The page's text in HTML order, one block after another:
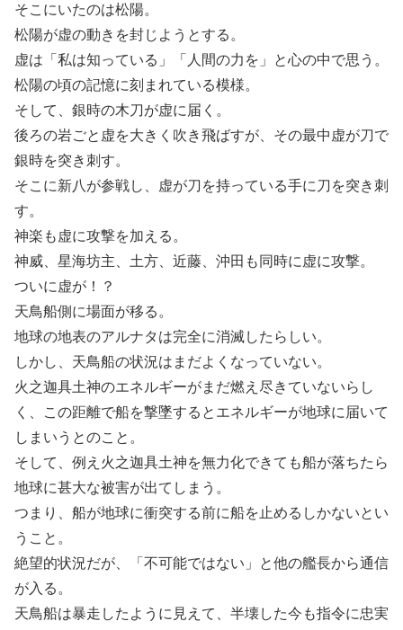
そこにいたのは松陽。
松陽が虚の動きを封じようとする。
虚は「私は知っている」「人間の力を」と心の中で思う。
松陽の頃の記憶に刻まれている模様。
そして、銀時の木刀が虚に届く。
後ろの岩ごと虚を大きく吹き飛ばすが、その最中虚が刀で
銀時を突き刺す。
そこに新八が参戦し、虚が刀を持っている手に刀を突き刺
す。
神楽も虚に攻撃を加える。
神威、星海坊主、土方、近藤、沖田も同時に虚に攻撃。
ついに虚が！？
天鳥船側に場面が移る。
地球の地表のアルナタは完全に消滅したらしい。
しかし、天鳥船の状況はまだよくなっていない。
火之迦具土神のエネルギーがまだ燃え尽きていないらし
く、この距離で船を撃墜するとエネルギーが地球に届いて
しまいうとのこと。
そして、例え火之迦具土神を無力化できても船が落ちたら
地球に甚大な被害が出てしまう。
つまり、船が地球に衝突する前に船を止めるしかないとい
うこと。
絶望的状況だが、「不可能ではない」と他の艦長から通信
が入る。
天鳥船は暴走したように見えて、半壊した今も指令に忠実